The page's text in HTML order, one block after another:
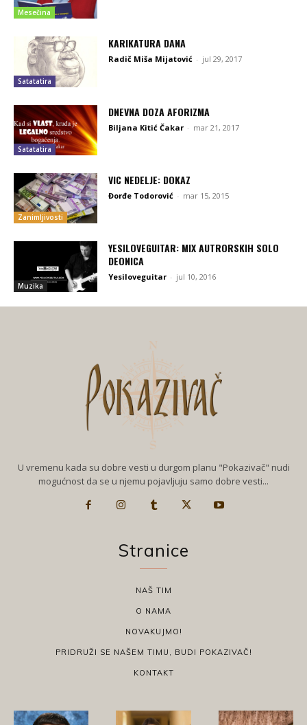
Mesečina
Satatatira
KARIKATURA DANA
Radič Miša Mijatović - jul 29, 2017
Satatatira
DNEVNA DOZA AFORIZMA
Biljana Kitić Čakar - mar 21, 2017
Zanimljivosti
VIC NEDELJE: DOKAZ
Đorđe Todorović - mar 15, 2015
Muzika
YESILOVEGUITAR: MIX AUTRORSKIH SOLO
DEONICA
Yesiloveguitar - jul 10, 2016
U vremenu kada su dobre vesti u durgom planu "Pokazivač" nudi
mogućnost da se u njemu pojavljuju samo dobre vesti...
Stranice
NAŠ TIM
O NAMA
NOVAKUJMO!
PRIDRUŽI SE NAŠEM TIMU, BUDI POKAZIVAČ!
KONTAKT